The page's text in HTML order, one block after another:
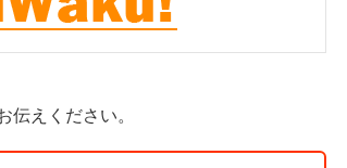
伝えください。